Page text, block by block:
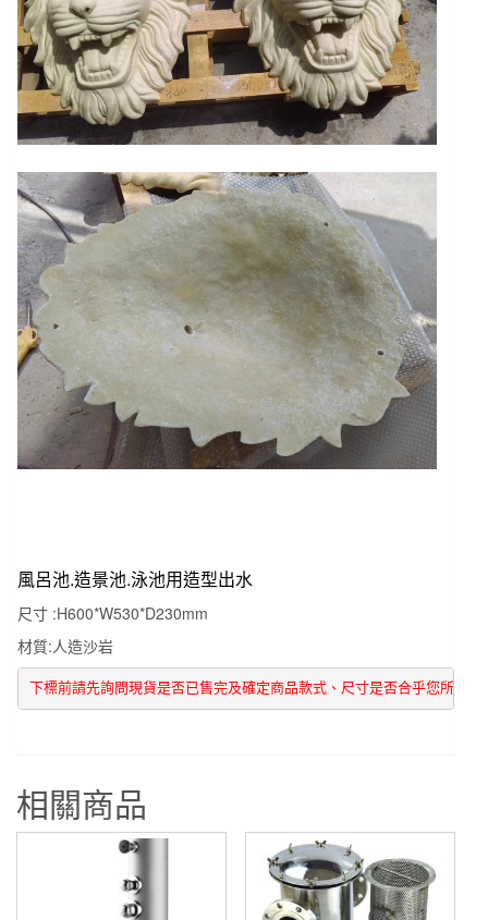
風呂池.造景池.泳池用造型出水
尺寸 :H600*W530*D230mm
材質:人造沙岩
下標前請先詢問現貨是否已售完及確定商品款式、尺寸是否合乎您所需求
相關商品